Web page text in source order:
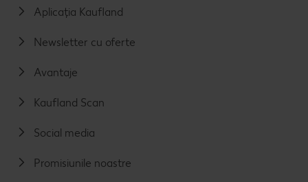
Aplicația Kaufland
Newsletter cu oferte
Avantaje
Kaufland Scan
Social media
Promisiunile noastre